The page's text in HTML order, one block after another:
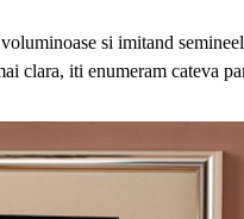
si imitand
clara, iti enumeram cateva